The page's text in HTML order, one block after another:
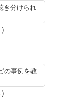
き分けられ
の事例を教